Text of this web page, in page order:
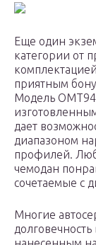
Еще один
категории от
приятным
Модель
дает
диапазоном
профилей.
чемодан
сочетаемые с
Многие